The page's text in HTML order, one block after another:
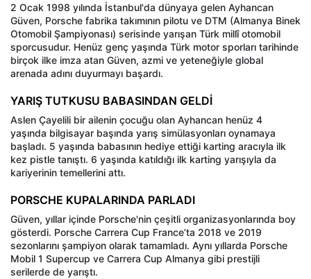
2 Ocak 1998 yılında İstanbul'da dünyaya gelen Ayhancan
Güven, Porsche fabrika takımının pilotu ve DTM (Almanya Binek
Otomobil Şampiyonası) serisinde yarışan Türk millî otomobil
sporcusudur. Henüz genç yaşında Türk motor sporları tarihinde
birçok ilke imza atan Güven, azmi ve yeteneğiyle global
arenada adını duyurmayı başardı.
YARIŞ TUTKUSU BABASINDAN GELDİ
Aslen Çayelili bir ailenin çocuğu olan Ayhancan henüz 4
yaşında bilgisayar başında yarış simülasyonları oynamaya
başladı. 5 yaşında babasının hediye ettiği karting aracıyla ilk
kez pistle tanıştı. 6 yaşında katıldığı ilk karting yarışıyla da
kariyerinin temellerini attı.
PORSCHE KUPALARINDA PARLADI
Güven, yıllar içinde Porsche'nin çeşitli organizasyonlarında boy
gösterdi. Porsche Carrera Cup France’ta 2018 ve 2019
sezonlarını şampiyon olarak tamamladı. Aynı yıllarda Porsche
Mobil 1 Supercup ve Carrera Cup Almanya gibi prestijli
serilerde de yarıştı.